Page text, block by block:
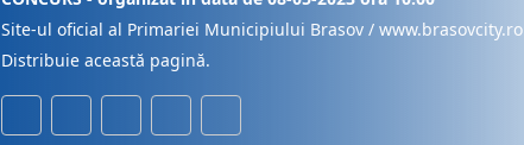
Site-ul oficial al Primariei Municipiului Brasov / www.brasovcity.ro
Distribuie această pagină.